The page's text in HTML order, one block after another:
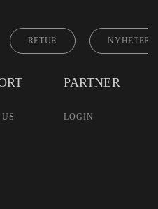
RETUR NYHETER
PARTNER
LOGIN